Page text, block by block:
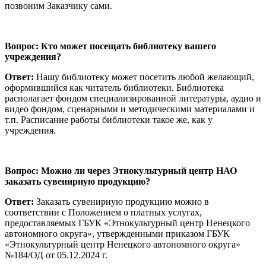
позвоним Заказчику сами.
Вопрос: Кто может посещать библиотеку вашего
учреждения?
Ответ: Нашу библиотеку может посетить любой желающий,
оформившийся как читатель библиотеки. Библиотека
располагает фондом специализированной литературы, аудио и
видео фондом, сценарными и методическими материалами и
т.п. Расписание работы библиотеки такое же, как у
учреждения.
Вопрос: Можно ли через Этнокультурный центр НАО
заказать сувенирную продукцию?
Ответ: Заказать сувенирную продукцию можно в
соответствии с Положением о платных услугах,
предоставляемых ГБУК «Этнокультурный центр Ненецкого
автономного округа», утвержденными приказом ГБУК
«Этнокультурный центр Ненецкого автономного округа»
№184/ОД от 05.12.2024 г.